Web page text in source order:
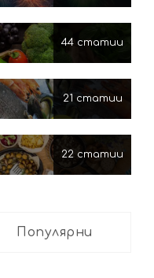
44 статии
21 статии
22 статии
Популярни